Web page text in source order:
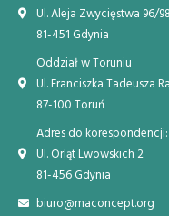
Ul. Aleja Zwycięstwa 96/
81-451 Gdynia
Oddział w Toruniu
Ul. Franciszka Tadeusza
87-100 Toruń
Adres do korespondencji:
Ul. Orląt Lwowskich 2
81-456 Gdynia
biuro@maconcept.org